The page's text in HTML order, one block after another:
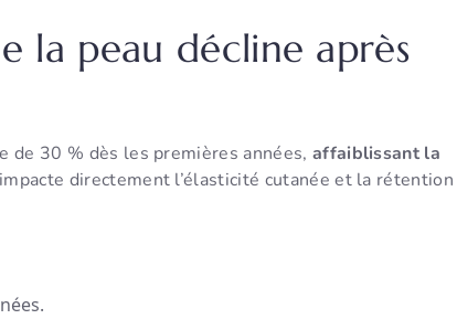
la peau décline après
de 30 % dès les premières années, affaiblissant la
directement l’élasticité cutanée et la rétention